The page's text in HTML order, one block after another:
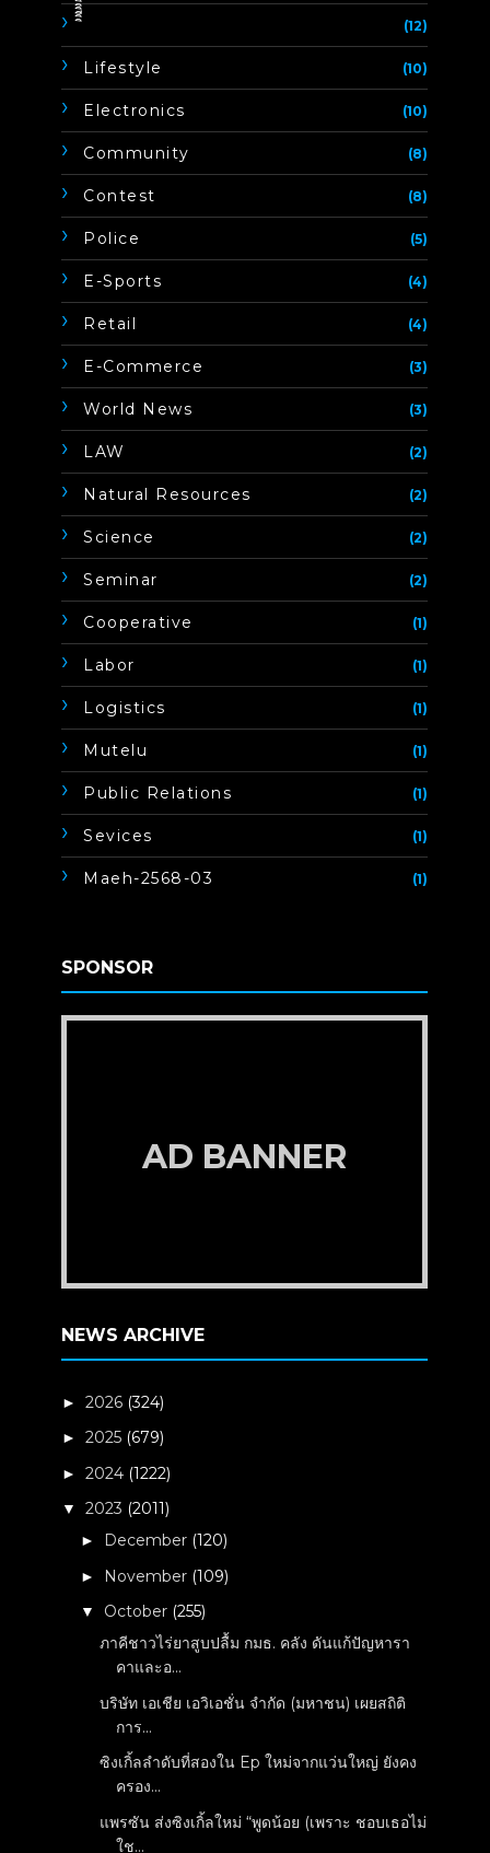
(12)
Lifestyle (10)
Electronics (10)
Community (8)
Contest (8)
Police (5)
E-Sports (4)
Retail (4)
E-Commerce (3)
World News (3)
LAW (2)
Natural Resources (2)
Science (2)
Seminar (2)
Cooperative (1)
Labor (1)
Logistics (1)
Mutelu (1)
Public Relations (1)
Sevices (1)
Maeh-2568-03 (1)
SPONSOR
AD BANNER
NEWS ARCHIVE
►2026 (324)
►2025 (679)
►2024 (1222)
▼2023 (2011)
► December (120)
► November (109)
▼ October (255)
ภาคีชาวไร่ยาสูบปลื้ม กมธ. คลัง ดันแก้ปัญหารา
คาและอ...
บริษัท เอเชีย เอวิเอชั่น จำกัด (มหาชน) เผยสถิติ
การ...
ซิงเกิ้ลลำดับที่สองใน Ep ใหม่จากแว่นใหญ่ ยังคง
ครอง...
แพรซัน ส่งซิงเกิ้ลใหม่ “พูดน้อย (เพราะ ชอบเธอไม่
ใช...